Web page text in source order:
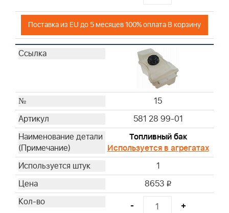
Поставка из EU до 5 месяцев 100% оплата В корзину
15
581 28 99-01
Топливный бак
Используется в агрегатах
1
8653 i
- +